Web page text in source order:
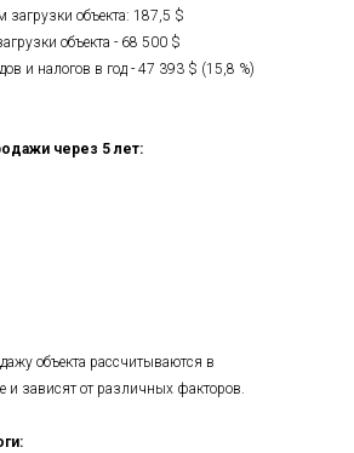
загрузки объекта: 187,5 $
объекта - 68 500 $
и налогов в год - 47 393 $ (15,8 %)
через 5 лет:
объекта рассчитываются в
и зависят от различных факторов.